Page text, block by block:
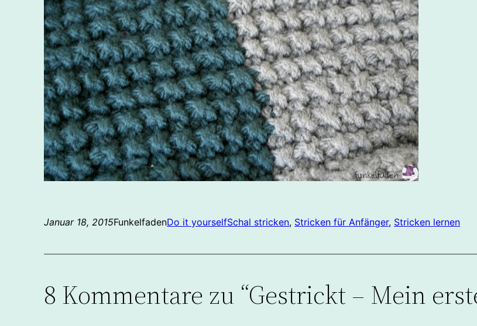
Januar 18, 2015FunkelfadenDo it yourselfSchal stricken, Stricken für Anfänger, Stricken lernen
8 Kommentare zu “Gestrickt – Mein